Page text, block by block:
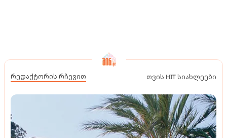
რედაქტორის რჩევით თვის HIT სიახლეები